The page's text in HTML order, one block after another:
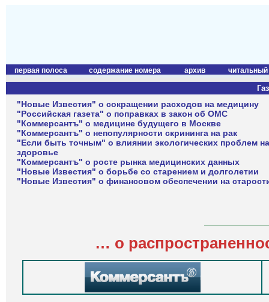
первая полоса содержание номера архив читальный
"Новые Известия" о сокращении расходов на медицину
"Российская газета" о поправках в закон об ОМС
"Коммерсантъ" о медицине будущего в Москве
"Коммерсантъ" о непопулярности скрининга на рак
"Если быть точным" о влиянии экологических проблем на
здоровье
"Коммерсантъ" о росте рынка медицинских данных
"Новые Известия" о борьбе со старением и долголетии
"Новые Известия" о финансовом обеспечении на
… о